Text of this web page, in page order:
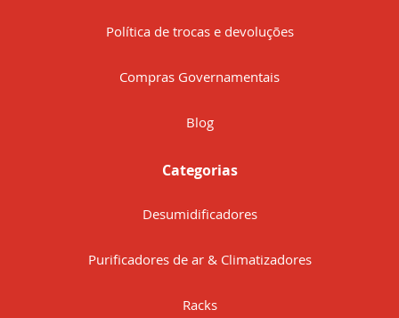
Política de trocas e devoluções
Compras Governamentais
Blog
Categorias
Desumidificadores
Purificadores de ar & Climatizadores
Racks